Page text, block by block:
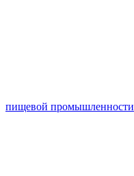
пищевой промышленности